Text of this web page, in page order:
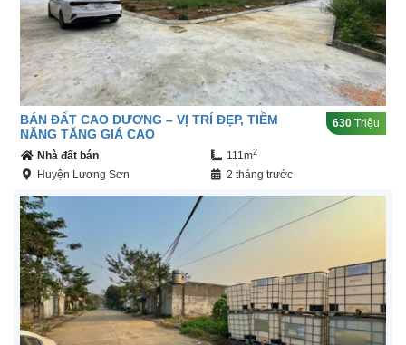
BÁN ĐẤT CAO DƯƠNG – VỊ TRÍ ĐẸP, TIỀM
NĂNG TĂNG GIÁ CAO
630 Triệu
Nhà đất bán 111m2
Huyện Lương Sơn 2 tháng trước